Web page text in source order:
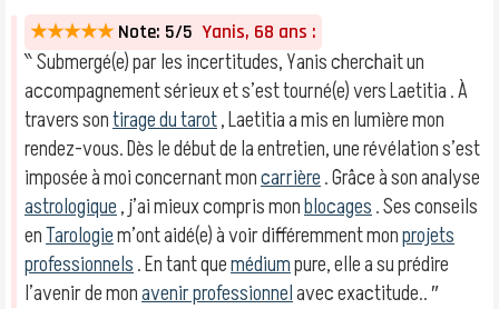
★★★★★ Note: 5/5 Yanis, 68 ans :
‶ Submergé(e) par les incertitudes, Yanis cherchait un
accompagnement sérieux et s’est tourné(e) vers Laetitia . À
travers sontirage du tarot, Laetitia a mis en lumière mon
rendez-vous. Dès le début de la entretien, une révélation s’est
imposée à moi concernant moncarrière. Grâce à son analyse
astrologique, j’ai mieux compris monblocages. Ses conseils
enTarologiem’ont aidé(e) à voir différemment monprojets
professionnels. En tant quemédiumpure, elle a su prédire
l’avenir de monavenir professionnelavec exactitude.. ″